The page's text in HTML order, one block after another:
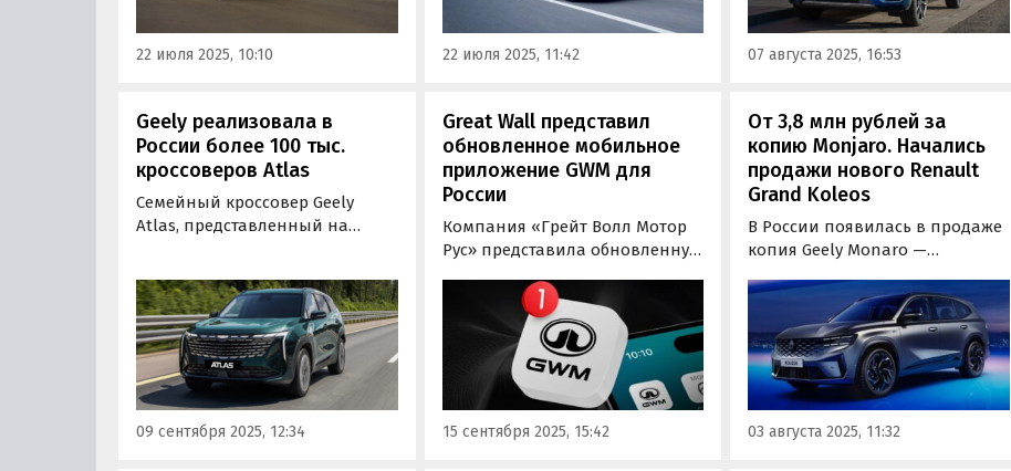
драйв, ознакомиться…
22 июля 2025, 10:10
привлекает российских
водителей в этой модели.
22 июля 2025, 11:42
прайс-листов китайского
автопроизводителя.
07 августа 2025, 16:53
Geely реализовала в
России более 100 тыс.
кроссоверов Atlas
Семейный кроссовер Geely
Atlas, представленный на
тысяч реализованных в России
автомобилей. Этому
достижению, в частности,
способствовало появление
модели нового поколения в
январе 2024 года…
09 сентября 2025, 12:34
Great Wall представил
обновленное мобильное
приложение GWM для
России
Компания «Грейт Волл Мотор
Рус» представила обновленную
приложения GMW для
владельцев автомобилей
концерна Great Wall Motor и
будущих клиентов на
российском рынке.
15 сентября 2025, 15:42
От 3,8 млн рублей за
копию Monjaro. Начались
продажи нового Renault
Grand Koleos
В России появилась в продаже
копия Geely Monaro —
который привозят из Южной
Кореи по альтернативным
схемам. Цены на него на одном
из сайтов объявлений в
начале августа стартуют от 3
750 000 рублей, сообщают…
03 августа 2025, 11:32